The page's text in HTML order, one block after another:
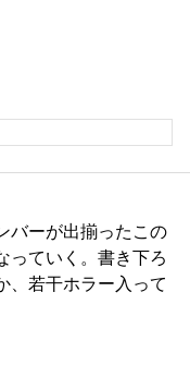
バーが出揃ったこの
っていく。書き下ろ
、若干ホラー入って